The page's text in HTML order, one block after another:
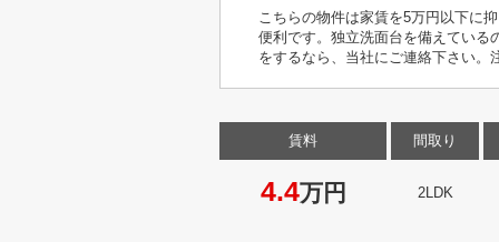
こちらの物件は家賃を5万円以下に
便利です。独立洗面台を備えている
をするなら、当社にご連絡下さい。
賃料
4.4万円
間取り
2LDK